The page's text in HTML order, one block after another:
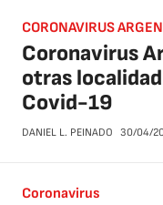
CORONAVIRUS
Coronavirus
otras
Covid-19
DANIEL L. PEINADO 30/04/
Coronavirus